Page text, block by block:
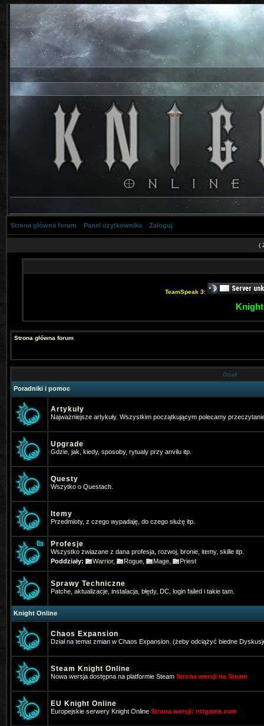
Strona główna forum Panel użytkownika Zaloguj
(
TeamSpeak 3:
Strona główna forum
Dział
Poradniki i pomoc
Artykuły
Najważniejsze artykuły. Wszystkim początkującym polecamy
Upgrade
Gdzie, jak, kiedy, sposoby, rytualy przy anvilu itp.
Questy
Wszytko o Questach.
Itemy
Przedmioty, z czego wypadaję, do czego służę itp.
Profesje
Wszystko zwiazane z dana profesja, rozwoj, bronie, itemy, skille itp.
Poddziały:
Warrior, Rogue Mage Priest
Sprawy Techniczne
Patche, aktualizacje, instalacja, błędy, DC, login failed i takie tam.
Knight Online
Chaos Expansion
Dział na temat zmian w Chaos Expansion. (żeby odciążyć biedne
Steam Knight Online
Nowa wersja dostępna na platformie Steam Strona wersji na Steam
EU Knight Online
Europejskie serwery Knight Online Strona wersji: nttgame.com